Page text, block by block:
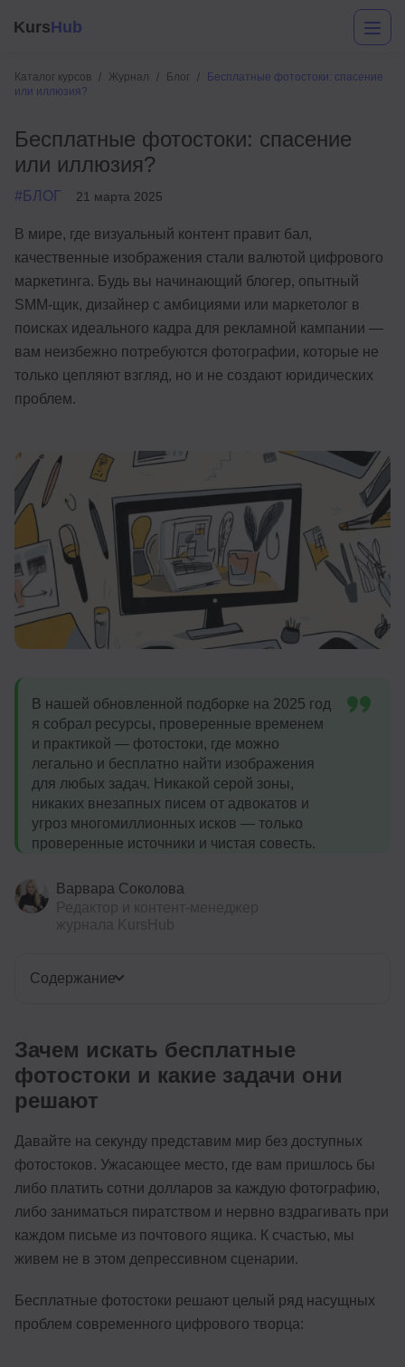
KursHub
Каталог курсов Журнал Блог
Бесплатные фотостоки: спасение
или иллюзия?
Бесплатные фотостоки: спасение
или иллюзия?
#БЛОГ 21 марта 2025
В мире, где визуальный контент правит бал,
качественные изображения стали валютой цифрового
маркетинга. Будь вы начинающий блогер, опытный
SMM-щик, дизайнер с амбициями или маркетолог в
поисках идеального кадра для рекламной кампании —
вам неизбежно потребуются фотографии, которые не
только цепляют взгляд, но и не создают юридических
проблем.
В нашей обновленной подборке на 2025 год
я собрал ресурсы, проверенные временем
и практикой — фотостоки, где можно
легально и бесплатно найти изображения
для любых задач. Никакой серой зоны,
никаких внезапных писем от адвокатов и
угроз многомиллионных исков — только
проверенные источники и чистая совесть.
Варвара Соколова
Содержание
Зачем искать бесплатные
фотостоки и какие задачи они
решают
Давайте на секунду представим мир без доступных
фотостоков. Ужасающее место, где вам пришлось бы
либо платить сотни долларов за каждую фотографию,
либо заниматься пиратством и нервно вздрагивать при
каждом письме из почтового ящика. К счастью, мы
живем не в этом депрессивном сценарии.
Бесплатные фотостоки решают целый ряд насущных
проблем современного цифрового творца:
Маркетинг
Дизайн
Аналитика
Менеджмент
Soft Skills
ДПО
Детям
Акции и промокоды
Рейтинг онлайн-школ